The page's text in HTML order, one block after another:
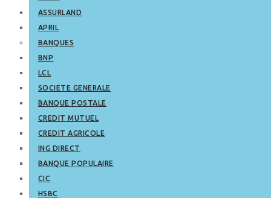
ASSURLAND
APRIL
BANQUES
BNP
LCL
SOCIETE GENERALE
BANQUE POSTALE
CREDIT MUTUEL
CREDIT AGRICOLE
ING DIRECT
BANQUE POPULAIRE
CIC
HSBC